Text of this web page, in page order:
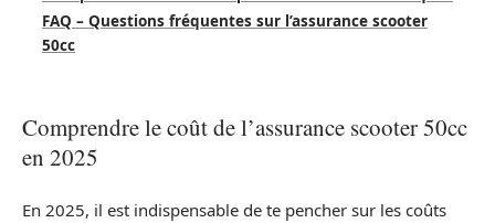
FAQ – Questions fréquentes sur l’assurance scooter
50cc
Comprendre le coût de l’assurance scooter 50cc
en 2025
En 2025, il est indispensable de te pencher sur les coûts